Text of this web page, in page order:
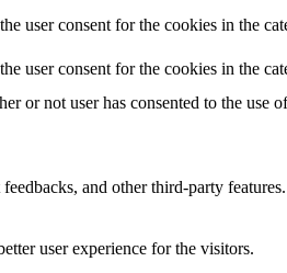
user consent for the cookies in the
user consent for the cookies in the
or not user has consented to the use
and other third-party features.
user experience for the visitors.